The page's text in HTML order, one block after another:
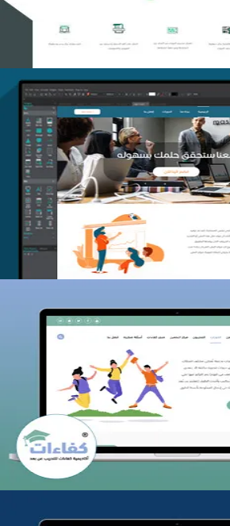
أفق للتدريب
التفاصيل
كفاءات للتدريب
التفاصيل